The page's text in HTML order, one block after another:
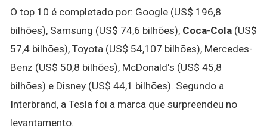
O top 10 é completado por: Google (US$ 196,8
bilhões), Samsung (US$ 74,6 bilhões), Coca-Cola (US$
57,4 bilhões), Toyota (US$ 54,107 bilhões), Mercedes-
Benz (US$ 50,8 bilhões), McDonald's (US$ 45,8
bilhões) e Disney (US$ 44,1 bilhões). Segundo a
Interbrand, a Tesla foi a marca que surpreendeu no
levantamento.